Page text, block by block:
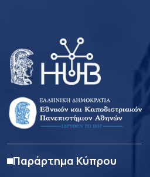
Παράρτημα Κύπρου